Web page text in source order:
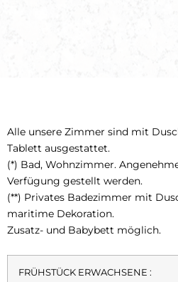
Alle unsere Zimmer sind mit
Tablett ausgestattet.
(*) Bad, Wohnzimmer.
Verfügung gestellt werden.
(**) Privates Badezimmer mit
maritime Dekoration.
Zusatz- und Babybett möglich.
FRÜHSTÜCK ERWACHSENE :